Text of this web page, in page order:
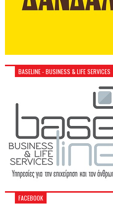
BASELINE - BUSINESS & LIFE SERVICES
FACEBOOK